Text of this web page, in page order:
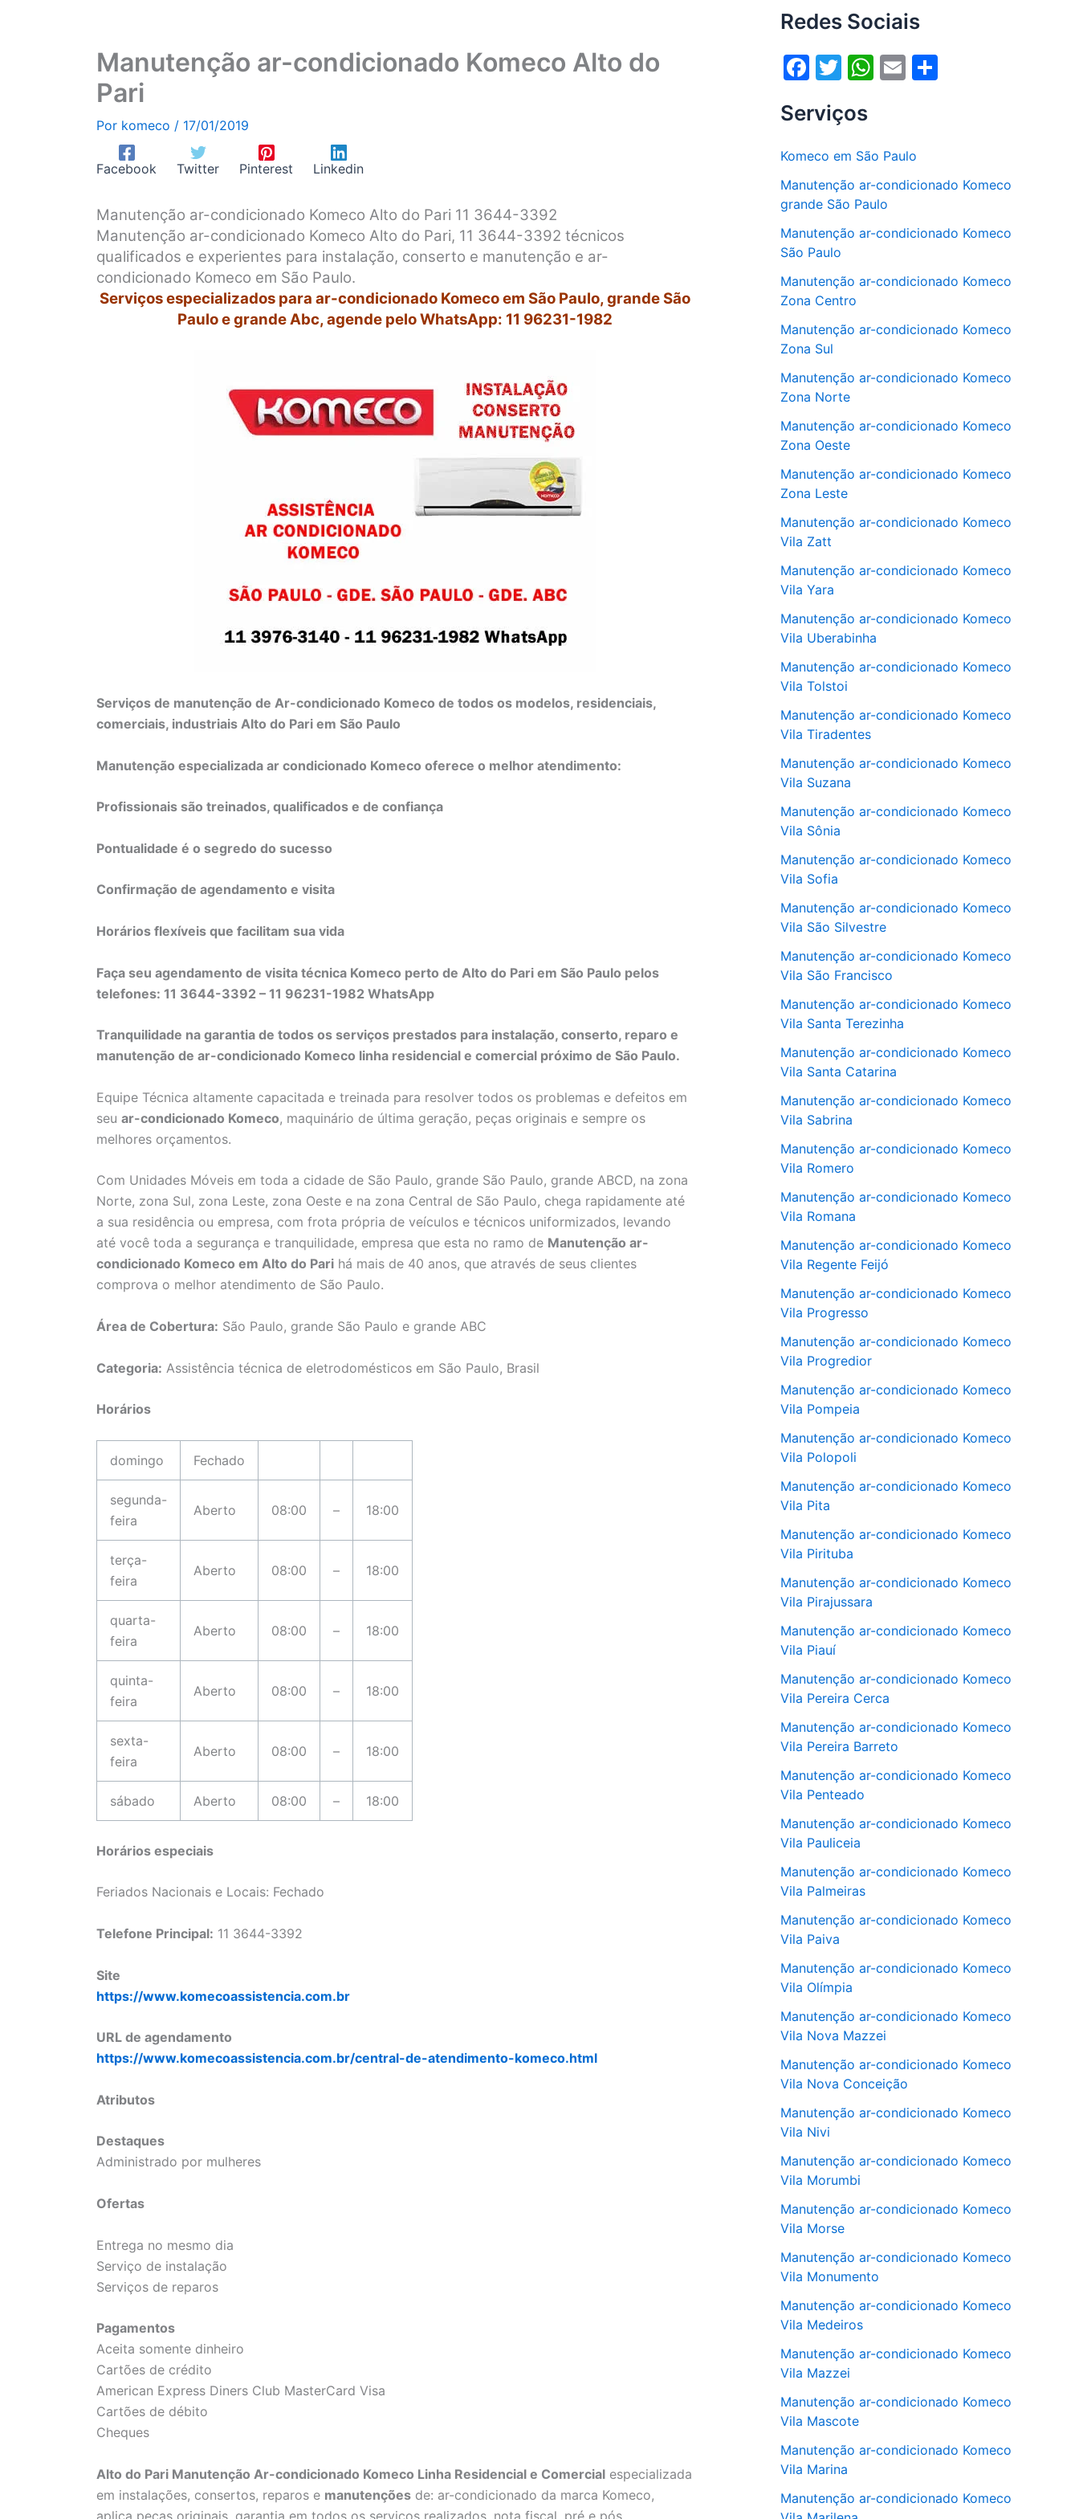
Manutenção ar-condicionado Komeco Alto do
Pari
Por komeco / 17/01/2019
Facebook Twitter Pinterest Linkedin
Manutenção ar-condicionado Komeco Alto do Pari 11 3644-3392
Manutenção ar-condicionado Komeco Alto do Pari, 11 3644-3392 técnicos
qualificados e experientes para instalação, conserto e manutenção e ar-
condicionado Komeco em São Paulo.
Serviços especializados para ar-condicionado Komeco em São Paulo, grande São
Paulo e grande Abc, agende pelo WhatsApp: 11 96231-1982
Serviços de manutenção de Ar-condicionado Komeco de todos os modelos, residenciais,
comerciais, industriais Alto do Pari em São Paulo
Manutenção especializada ar condicionado Komeco oferece o melhor atendimento:
Profissionais são treinados, qualificados e de confiança
Pontualidade é o segredo do sucesso
Confirmação de agendamento e visita
Horários flexíveis que facilitam sua vida
Faça seu agendamento de visita técnica Komeco perto de Alto do Pari em São Paulo pelos
telefones: 11 3644-3392 – 11 96231-1982 WhatsApp
Tranquilidade na garantia de todos os serviços prestados para instalação, conserto, reparo e
manutenção de ar-condicionado Komeco linha residencial e comercial próximo de São Paulo.
Equipe Técnica altamente capacitada e treinada para resolver todos os problemas e defeitos em
seu ar-condicionado Komeco, maquinário de última geração, peças originais e sempre os
melhores orçamentos.
Com Unidades Móveis em toda a cidade de São Paulo, grande São Paulo, grande ABCD, na zona
Norte, zona Sul, zona Leste, zona Oeste e na zona Central de São Paulo, chega rapidamente até
a sua residência ou empresa, com frota própria de veículos e técnicos uniformizados, levando
até você toda a segurança e tranquilidade, empresa que esta no ramo de Manutenção ar-
condicionado Komeco em Alto do Pari há mais de 40 anos, que através de seus clientes
comprova o melhor atendimento de São Paulo.
Área de Cobertura: São Paulo, grande São Paulo e grande ABC
Categoria: Assistência técnica de eletrodomésticos em São Paulo, Brasil
Horários
domingo Fechado
segunda-
feira
Aberto 08:00 – 18:00
terça-
feira
Aberto 08:00 – 18:00
quarta-
feira
Aberto 08:00 – 18:00
quinta-
feira
Aberto 08:00 – 18:00
sexta-
feira
Aberto 08:00 – 18:00
sábado Aberto 08:00 – 18:00
Horários especiais
Feriados Nacionais e Locais: Fechado
Telefone Principal: 11 3644-3392
Site
https://www.komecoassistencia.com.br
URL de agendamento
https://www.komecoassistencia.com.br/central-de-atendimento-komeco.html
Atributos
Destaques
Administrado por mulheres
Ofertas
Entrega no mesmo dia
Serviço de instalação
Serviços de reparos
Pagamentos
Aceita somente dinheiro
Cartões de crédito
American Express Diners Club MasterCard Visa
Cartões de débito
Cheques
Alto do Pari Manutenção Ar-condicionado Komeco Linha Residencial e Comercial especializada
em instalações, consertos, reparos e manutenções de: ar-condicionado da marca Komeco,
aplica peças originais, garantia em todos os serviços realizados, nota fiscal, pré e pós
Redes Sociais
F
c
b
o
o
k
T
itt
er
W
s
A
p
E
l
Serviços
Komeco em São Paulo
Manutenção ar-condicionado Komeco
grande São Paulo
Manutenção ar-condicionado Komeco
São Paulo
Manutenção ar-condicionado Komeco
Zona Centro
Manutenção ar-condicionado Komeco
Zona Sul
Manutenção ar-condicionado Komeco
Zona Norte
Manutenção ar-condicionado Komeco
Zona Oeste
Manutenção ar-condicionado Komeco
Zona Leste
Manutenção ar-condicionado Komeco
Vila Zatt
Manutenção ar-condicionado Komeco
Vila Yara
Manutenção ar-condicionado Komeco
Vila Uberabinha
Manutenção ar-condicionado Komeco
Vila Tolstoi
Manutenção ar-condicionado Komeco
Vila Tiradentes
Manutenção ar-condicionado Komeco
Vila Suzana
Manutenção ar-condicionado Komeco
Vila Sônia
Manutenção ar-condicionado Komeco
Vila Sofia
Manutenção ar-condicionado Komeco
Vila São Silvestre
Manutenção ar-condicionado Komeco
Vila São Francisco
Manutenção ar-condicionado Komeco
Vila Santa Terezinha
Manutenção ar-condicionado Komeco
Vila Santa Catarina
Manutenção ar-condicionado Komeco
Vila Sabrina
Manutenção ar-condicionado Komeco
Vila Romero
Manutenção ar-condicionado Komeco
Vila Romana
Manutenção ar-condicionado Komeco
Vila Regente Feijó
Manutenção ar-condicionado Komeco
Vila Progresso
Manutenção ar-condicionado Komeco
Vila Progredior
Manutenção ar-condicionado Komeco
Vila Pompeia
Manutenção ar-condicionado Komeco
Vila Polopoli
Manutenção ar-condicionado Komeco
Vila Pita
Manutenção ar-condicionado Komeco
Vila Pirituba
Manutenção ar-condicionado Komeco
Vila Pirajussara
Manutenção ar-condicionado Komeco
Vila Piauí
Manutenção ar-condicionado Komeco
Vila Pereira Cerca
Manutenção ar-condicionado Komeco
Vila Pereira Barreto
Manutenção ar-condicionado Komeco
Vila Penteado
Manutenção ar-condicionado Komeco
Vila Pauliceia
Manutenção ar-condicionado Komeco
Vila Palmeiras
Manutenção ar-condicionado Komeco
Vila Paiva
Manutenção ar-condicionado Komeco
Vila Olímpia
Manutenção ar-condicionado Komeco
Vila Nova Mazzei
Manutenção ar-condicionado Komeco
Vila Nova Conceição
Manutenção ar-condicionado Komeco
Vila Nivi
Manutenção ar-condicionado Komeco
Vila Morumbi
Manutenção ar-condicionado Komeco
Vila Morse
Manutenção ar-condicionado Komeco
Vila Monumento
Manutenção ar-condicionado Komeco
Vila Medeiros
Manutenção ar-condicionado Komeco
Vila Mazzei
Manutenção ar-condicionado Komeco
Vila Mascote
Manutenção ar-condicionado Komeco
Vila Marina
Manutenção ar-condicionado Komeco